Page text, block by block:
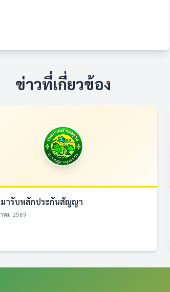
ข่าวที่เกี่ยวข้อง
มารับหลักประกันสัญญา
คม 2569